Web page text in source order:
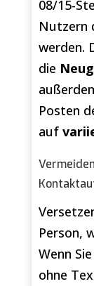
08/15-
Nutzern
werden.
die
Posten
auf
Person,
Wenn
ohne